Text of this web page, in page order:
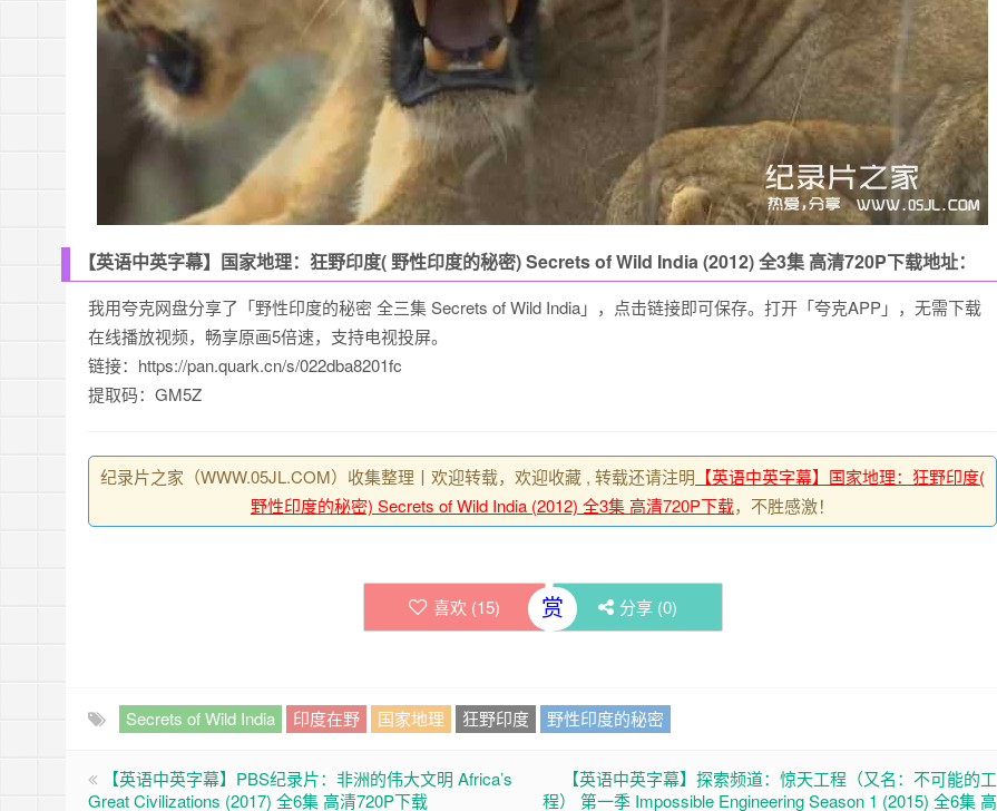
【英语中英字幕】国家地理：狂野印度( 野性印度的秘密) Secrets of Wild India (2012) 全3集 高清720P下载地址：
我用夸克网盘分享了「野性印度的秘密 全三集 Secrets of Wild India」，点击链接即可保存。打开「夸克APP」，无需下载
在线播放视频，畅享原画5倍速，支持电视投屏。
链接：https://pan.quark.cn/s/022dba8201fc
提取码：GM5Z
纪录片之家（WWW.05JL.COM）收集整理丨欢迎转载，欢迎收藏 , 转载还请注明 【英语中英字幕】国家地理：狂野印度(
野性印度的秘密) Secrets of Wild India (2012) 全3集 高清720P下载，不胜感激！
喜欢 (15) 赏 分享 (0)
Secrets of Wild India 印度在野 国家地理 狂野印度 野性印度的秘密
【英语中英字幕】PBS纪录片：非洲的伟大文明 Africa’s
Great Civilizations (2017) 全6集 高清720P下载
【英语中英字幕】探索频道：惊天工程（又名：不可能的工
程） 第一季 Impossible Engineering Season 1 (2015) 全6集 高